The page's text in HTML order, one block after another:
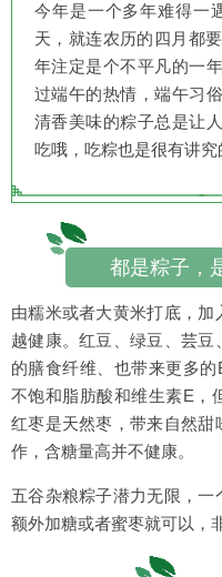
今年是一个多年难得一
天，就连农历的四月都
年注定是个不平凡的一
过端午的热情，端午习
清香美味的粽子总是让
吃哦，吃粽也是很有讲究
都是粽子，
由糯米或者大黄米打底，
越健康。红豆、绿豆、芸
的膳食纤维、也带来更多
不饱和脂肪酸和维生素E，
红枣是天然枣，带来自然甜
作，含糖量高并不健康。
五谷杂粮粽子潜力无限，
额外加糖或者蜜枣就可以，